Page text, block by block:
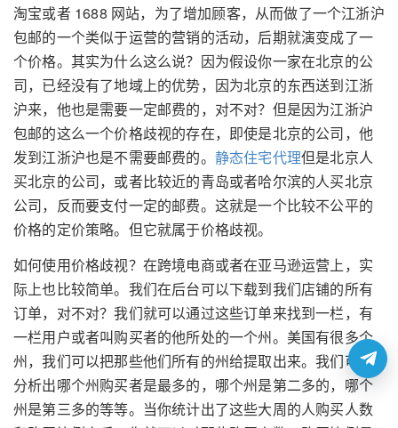
淘宝或者 1688 网站，为了增加顾客，从而做了一个江浙沪
包邮的一个类似于运营的营销的活动，后期就演变成了一
个价格。其实为什么这么说？因为假设你一家在北京的公
司，已经没有了地域上的优势，因为北京的东西送到江浙
沪来，他也是需要一定邮费的，对不对？但是因为江浙沪
包邮的这么一个价格歧视的存在，即使是北京的公司，他
发到江浙沪也是不需要邮费的。 静态住宅代理但是北京人
买北京的公司，或者比较近的青岛或者哈尔滨的人买北京
公司，反而要支付一定的邮费。这就是一个比较不公平的
价格的定价策略。但它就属于价格歧视。
如何使用价格歧视？在跨境电商或者在亚马逊运营上，实
际上也比较简单。我们在后台可以下载到我们店铺的所有
订单，对不对？我们就可以通过这些订单来找到一栏，有
一栏用户或者叫购买者的他所处的一个州。美国有很多个
州，我们可以把那些他们所有的州给提取出来。我们可以
分析出哪个州购买者是最多的，哪个州是第二多的，哪个
州是第三多的等等。当你统计出了这些大周的人购买人数